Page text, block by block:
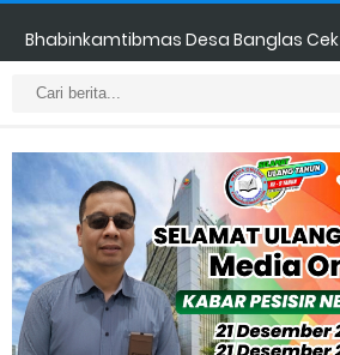
Bhabinkamtibmas Desa Banglas
Udang Warga, Diperkirakan
Tiga Orang Putra Terbaik Desa Alah
Alah air Kecamatan Tebing
LAMR Kepulauan Meranti dan Bawaslu
Sama Menyambut